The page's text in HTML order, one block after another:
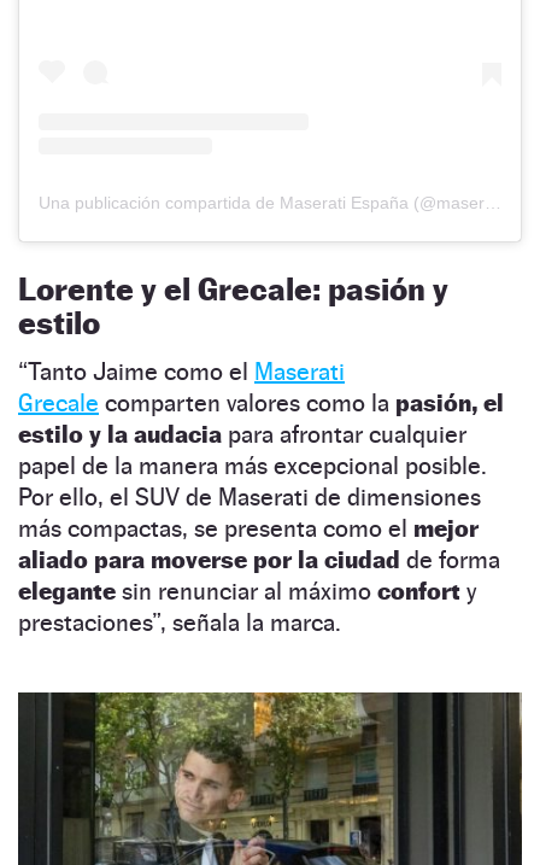
Una publicación compartida de Maserati España (@maserati_es)
Lorente y el Grecale: pasión y
estilo
“Tanto Jaime como el Maserati
Grecale comparten valores como la pasión, el
estilo y la audacia para afrontar cualquier
papel de la manera más excepcional posible.
Por ello, el SUV de Maserati de dimensiones
más compactas, se presenta como el mejor
aliado para moverse por la ciudad de forma
elegante sin renunciar al máximo confort y
prestaciones”, señala la marca.